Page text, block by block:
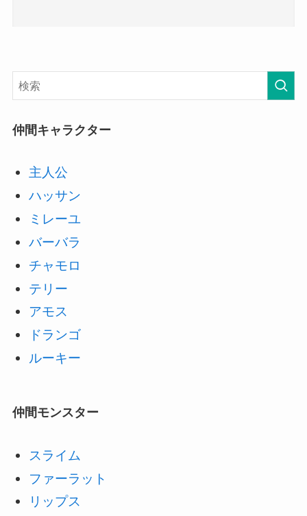
仲間キャラクター
主人公
ハッサン
ミレーユ
バーバラ
チャモロ
テリー
アモス
ドランゴ
ルーキー
仲間モンスター
スライム
ファーラット
リップス